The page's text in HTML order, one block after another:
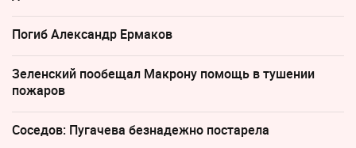
Погиб Александр Ермаков
Зеленский пообещал Макрону помощь в тушении
пожаров
Соседов: Пугачева безнадежно постарела